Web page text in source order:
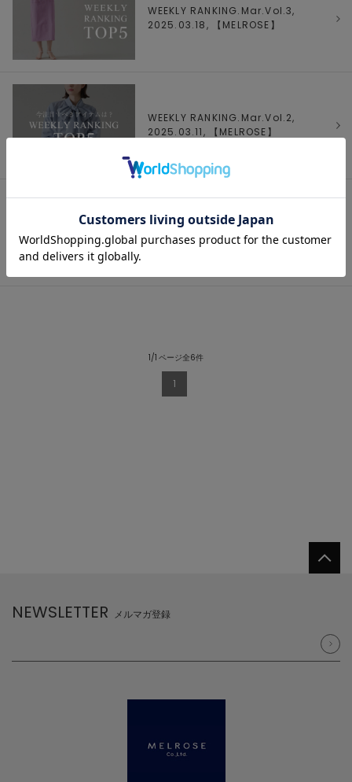
WEEKLY RANKING.Mar.Vol.3,
2025.03.18, 【 MELROSE 】
WEEKLY RANKING.Mar.Vol.2,
2025.03.11, 【 MELROSE 】
WEEKLY RANKING.Mar.Vol.1,
2025.03.04, 【MELROSE】
1/1 ページ全6件
1
NEWSLETTER メルマガ登録